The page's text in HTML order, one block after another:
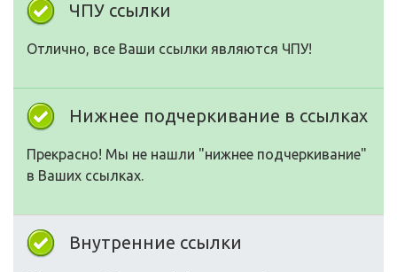
ЧПУ ссылки
Отлично, все Ваши ссылки являются ЧПУ!
Нижнее подчеркивание в ссылках
Прекрасно! Мы не нашли "нижнее подчеркивание"
в Ваших ссылках.
Внутренние ссылки